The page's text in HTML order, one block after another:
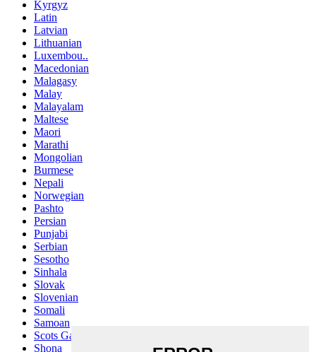
Kyrgyz
Latin
Latvian
Lithuanian
Luxembou..
Macedonian
Malagasy
Malay
Malayalam
Maltese
Maori
Marathi
Mongolian
Burmese
Nepali
Norwegian
Pashto
Persian
Punjabi
Serbian
Sesotho
Sinhala
Slovak
Slovenian
Somali
Samoan
Scots Gaelic
Shona